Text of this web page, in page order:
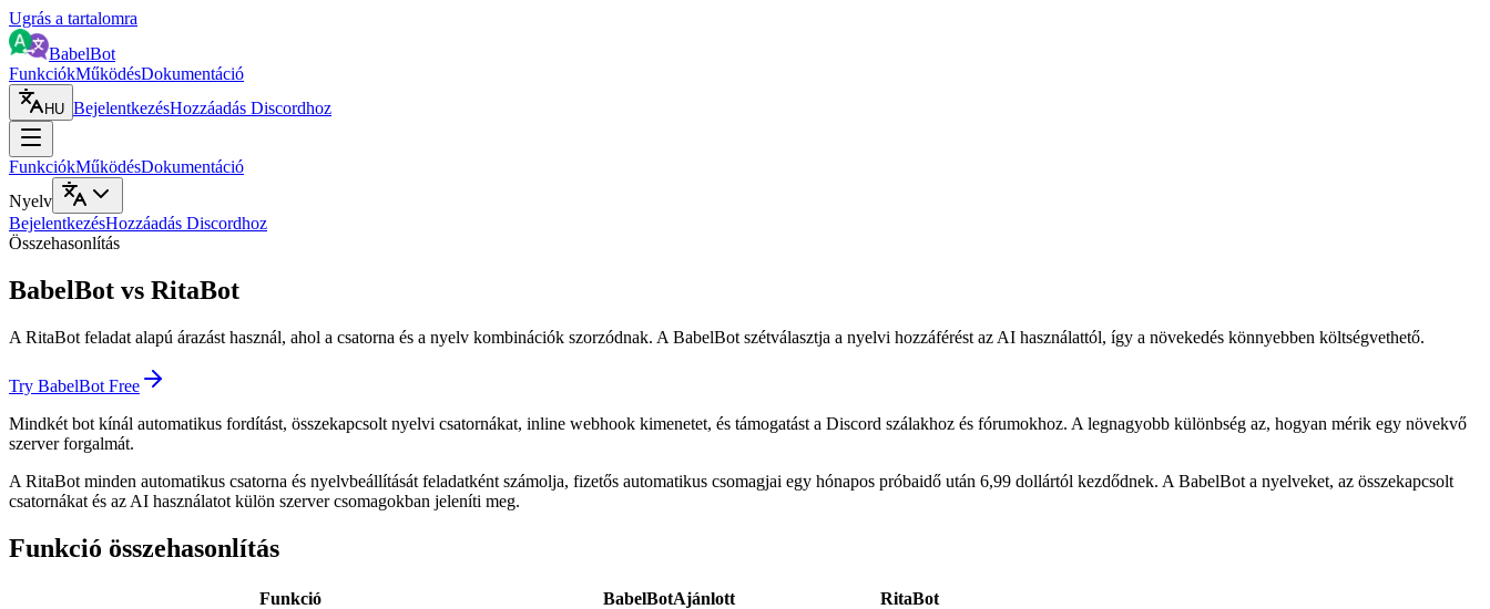
Ugrás a tartalomra
BabelBot
FunkciókMűködésDokumentáció
HU BejelentkezésHozzáadás Discordhoz
FunkciókMűködésDokumentáció
Nyelv
BejelentkezésHozzáadás Discordhoz
Összehasonlítás
BabelBot vs RitaBot
A RitaBot feladat alapú árazást használ, ahol a csatorna és a nyelv kombinációk szorzódnak. A BabelBot szétválasztja a nyelvi hozzáférést az AI használattól, így a növekedés könnyebben költségvethető.
Try BabelBot Free
Mindkét bot kínál automatikus fordítást, összekapcsolt nyelvi csatornákat, inline webhook kimenetet, és támogatást a Discord szálakhoz és fórumokhoz. A legnagyobb különbség az, hogyan mérik egy növekvő
szerver forgalmát.
A RitaBot minden automatikus csatorna és nyelvbeállítását feladatként számolja, fizetős automatikus csomagjai egy hónapos próbaidő után 6,99 dollártól kezdődnek. A BabelBot a nyelveket, az összekapcsolt
csatornákat és az AI használatot külön szerver csomagokban jeleníti meg.
Funkció összehasonlítás
Funkció BabelBotAjánlott
RitaBot